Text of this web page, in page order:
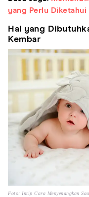
yang Perlu Diketahui
Hal yang
Kembar
Foto: Intip Cara Menyenangkan